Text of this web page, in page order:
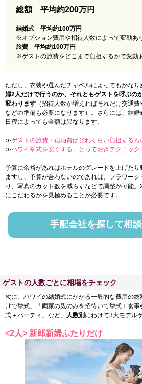
総額 平均約200万円
結婚式 平均約100万円
※オプション費用や招待人数によって変動あ
旅費 平均約100万円
※ゲストの旅費をどこまで負担するかで変動
ただし、衣装や選んだチャペルによってもかなり
婦2人だけで行うのか、それともゲストを呼ぶの
変わります （招待人数が増えればそれだけ交通
などの準備も必要になります）。さらには、結婚
日程によっても金額は異なります。
≫ゲストの旅費・宿泊費はどれくらい負担するも
≫ハワイ挙式を安くする、とっておきテクニック
予算に余裕があればホテルのグレードを上げた
ますし、予算が合わないのであれば、フラワー
り、写真のカット数を減らすなどで調整が可能
にこだわるかを見極めることが必要です。
手配会社を探して相
ゲストの人数ごとに相場をチェック
次に、ハワイの結婚式にかかる一般的な費用の
けで挙式」「両家の親のみを招待いて挙式＋食
式＋パーティ」など、 人数別 にわけて3大モデル
<2人> 新郎新婦ふたりだけ